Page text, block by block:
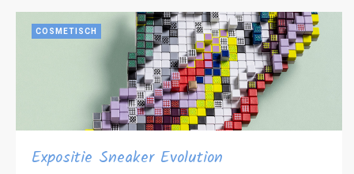
COSMETISCH
Expositie Sneaker Evolution